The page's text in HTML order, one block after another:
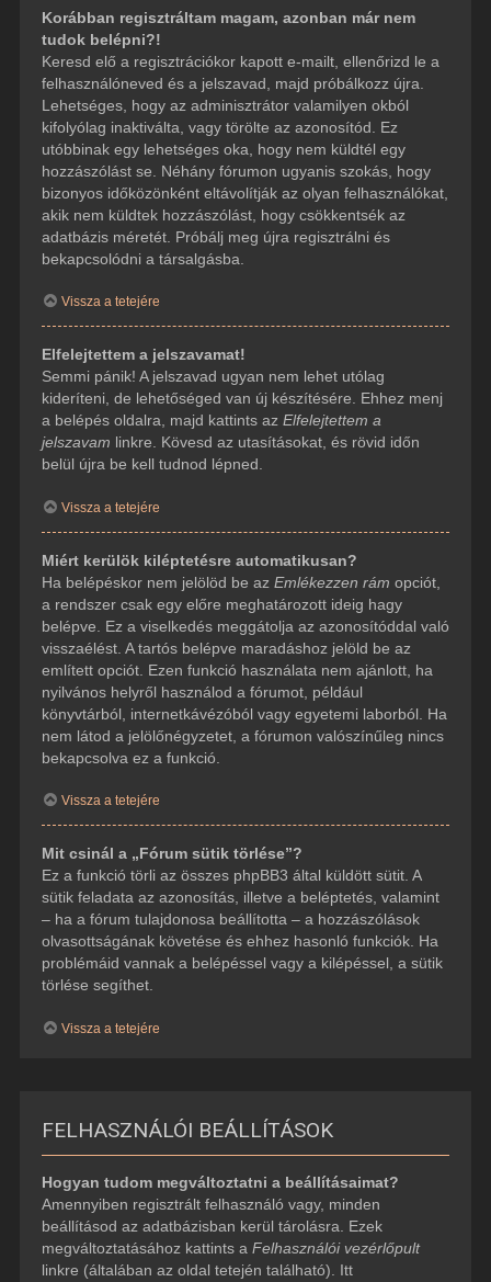
Korábban regisztráltam magam, azonban már nem
tudok belépni?!
Keresd elő a regisztrációkor kapott e-mailt, ellenőrizd le a
felhasználóneved és a jelszavad, majd próbálkozz újra.
Lehetséges, hogy az adminisztrátor valamilyen okból
kifolyólag inaktiválta, vagy törölte az azonosítód. Ez
utóbbinak egy lehetséges oka, hogy nem küldtél egy
hozzászólást se. Néhány fórumon ugyanis szokás, hogy
bizonyos időközönként eltávolítják az olyan felhasználókat,
akik nem küldtek hozzászólást, hogy csökkentsék az
adatbázis méretét. Próbálj meg újra regisztrálni és
bekapcsolódni a társalgásba.
Vissza a tetejére
Elfelejtettem a jelszavamat!
Semmi pánik! A jelszavad ugyan nem lehet utólag
kideríteni, de lehetőséged van új készítésére. Ehhez menj
a belépés oldalra, majd kattints az Elfelejtettem a
jelszavam linkre. Kövesd az utasításokat, és rövid időn
belül újra be kell tudnod lépned.
Vissza a tetejére
Miért kerülök kiléptetésre automatikusan?
Ha belépéskor nem jelölöd be az Emlékezzen rám opciót,
a rendszer csak egy előre meghatározott ideig hagy
belépve. Ez a viselkedés meggátolja az azonosítóddal való
visszaélést. A tartós belépve maradáshoz jelöld be az
említett opciót. Ezen funkció használata nem ajánlott, ha
nyilvános helyről használod a fórumot, például
könyvtárból, internetkávézóból vagy egyetemi laborból. Ha
nem látod a jelölőnégyzetet, a fórumon valószínűleg nincs
bekapcsolva ez a funkció.
Vissza a tetejére
Mit csinál a „Fórum sütik törlése”?
Ez a funkció törli az összes phpBB3 által küldött sütit. A
sütik feladata az azonosítás, illetve a beléptetés, valamint
– ha a fórum tulajdonosa beállította – a hozzászólások
olvasottságának követése és ehhez hasonló funkciók. Ha
problémáid vannak a belépéssel vagy a kilépéssel, a sütik
törlése segíthet.
Vissza a tetejére
FELHASZNÁLÓI BEÁLLÍTÁSOK
Hogyan tudom megváltoztatni a beállításaimat?
Amennyiben regisztrált felhasználó vagy, minden
beállításod az adatbázisban kerül tárolásra. Ezek
megváltoztatásához kattints a Felhasználói vezérlőpult
linkre (általában az oldal tetején található). Itt